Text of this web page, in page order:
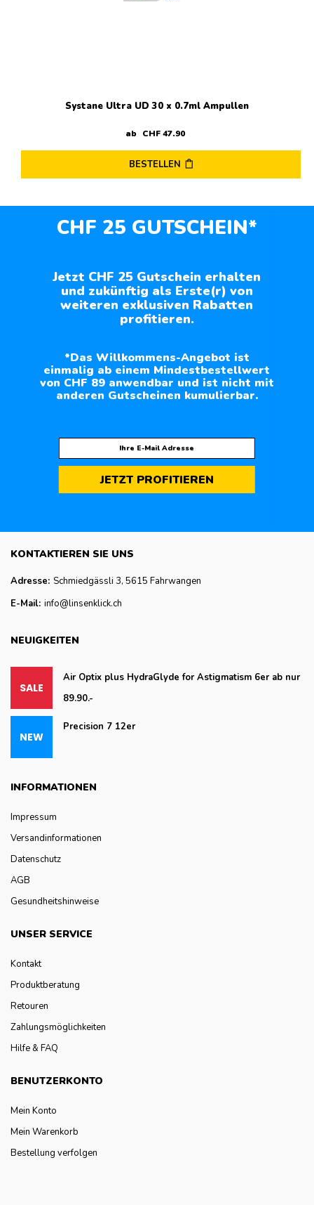
Systane Ultra UD 30 x 0.7ml Ampullen
ab CHF47.90
BESTELLEN
CHF 25 GUTSCHEIN*
Jetzt CHF 25 Gutschein erhalten
und zukünftig als Erste(r) von
weiteren exklusiven Rabatten
profitieren.
*Das Willkommens-Angebot ist
einmalig ab einem Mindestbestellwert
von CHF 89 anwendbar und ist nicht mit
anderen Gutscheinen kumulierbar.
JETZT PROFITIEREN
KONTAKTIEREN SIE UNS
Adresse: Schmiedgässli 3, 5615 Fahrwangen
E-Mail: info@linsenklick.ch
NEUIGKEITEN
Air Optix plus HydraGlyde for Astigmatism 6er ab nur
89.90.-
Precision 7 12er
INFORMATIONEN
Impressum
Versandinformationen
Datenschutz
AGB
Gesundheitshinweise
UNSER SERVICE
Kontakt
Produktberatung
Retouren
Zahlungsmöglichkeiten
Hilfe & FAQ
BENUTZERKONTO
Mein Konto
Mein Warenkorb
Bestellung verfolgen